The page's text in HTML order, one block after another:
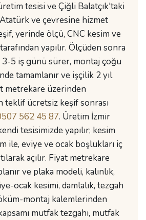
tesisi ve Çiğli Balatçık'taki
ve çevresine hizmet
yerinde ölçü, CNC kesim ve
yapılır. Ölçüden sonra
5 iş günü sürer, montaj çoğu
tamamlanır ve işçilik 2 yıl
metrekare üzerinden
teklif ücretsiz keşif sonrası
562 45 87. Üretim İzmir
tesisimizde yapılır; kesim
ile, eviye ve ocak boşlukları iç
açılır. Fiyat metrekare
ve plaka modeli, kalınlık,
ocak kesimi, damlalık, tezgah
montaj kalemlerinden
mutfak tezgahı, mutfak